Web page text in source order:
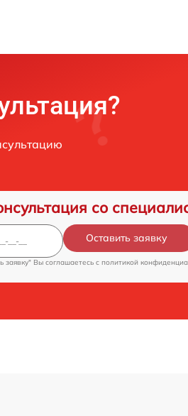
со
Оставить заявку
заявку" Вы соглашаетесь c политикой